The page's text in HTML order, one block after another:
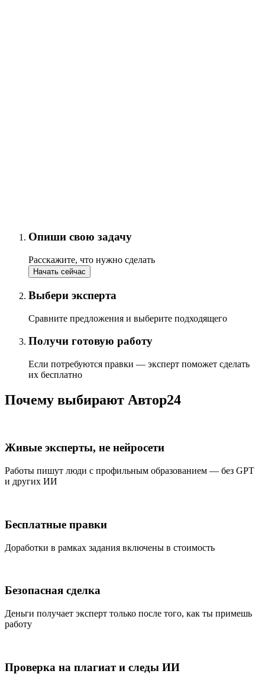
Опиши свою задачу
Расскажите, что нужно сделать
Начать сейчас
Выбери эксперта
Сравните предложения и выберите подходящего
Получи готовую работу
Если потребуются правки — эксперт поможет сделать
их бесплатно
Почему выбирают Автор24
Живые эксперты, не нейросети
Работы пишут люди с профильным образованием — без GPT
и других ИИ
Бесплатные правки
Доработки в рамках задания включены в стоимость
Безопасная сделка
Деньги получает эксперт только после того, как ты примешь
работу
Проверка на плагиат и следы ИИ